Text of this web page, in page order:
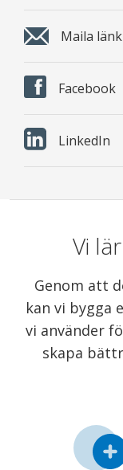
Maila länk
Facebook
LinkedIn
Vi
Genom att
kan vi bygga
vi använder
skapa